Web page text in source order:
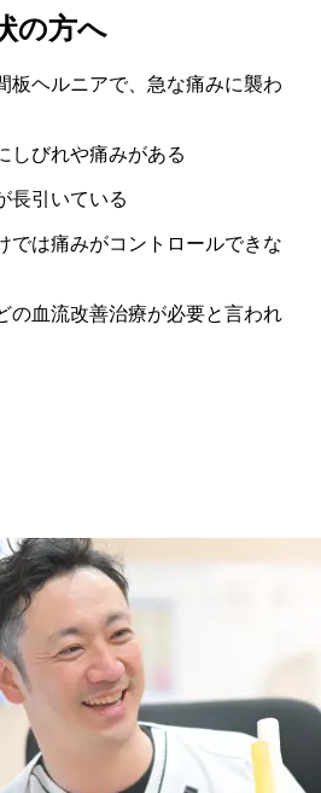
の方へ
板ヘルニアで、急な痛みに襲わ
しびれや痛みがある
長引いている
では痛みがコントロールできな
の血流改善治療が必要と言われ